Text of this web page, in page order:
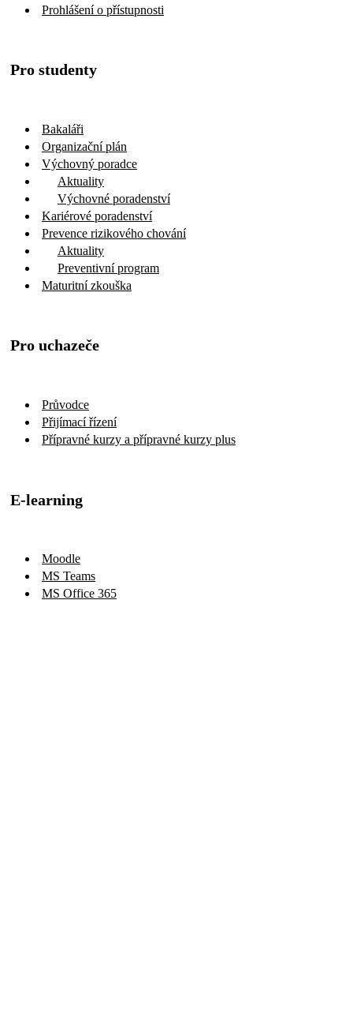
Prohlášení o přístupnosti
Pro studenty
Bakaláři
Organizační plán
Výchovný poradce
Aktuality
Výchovné poradenství
Kariérové poradenství
Prevence rizikového chování
Aktuality
Preventivní program
Maturitní zkouška
Pro uchazeče
Průvodce
Přijímací řízení
Přípravné kurzy a přípravné kurzy plus
E-learning
Moodle
MS Teams
MS Office 365